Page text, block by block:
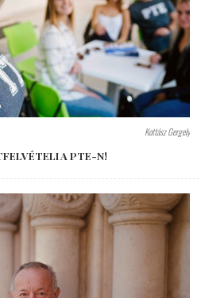
Kottász Gergely
A PTE-N!